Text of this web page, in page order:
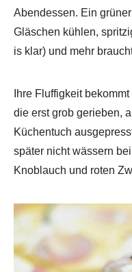
Abendessen. Ein
Gläschen kühlen,
is klar) und mehr
Ihre Fluffigkeit
die erst grob gerieben,
Küchentuch
später nicht wässern
Knoblauch und roten